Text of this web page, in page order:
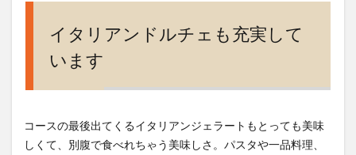
イタリアンドルチェも充実して
います
コースの最後出てくるイタリアンジェラートもとっても美味
しくて、別腹で食べれちゃう美味しさ。パスタや一品料理、